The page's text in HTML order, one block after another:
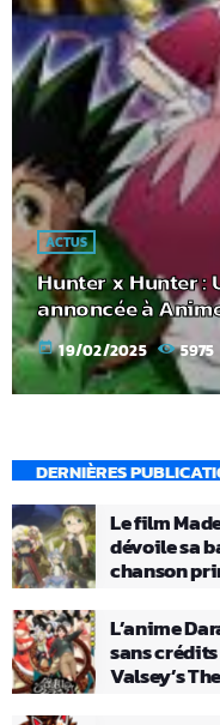
ACTUS
Hunter x Hunter :
annoncée à
today 19/02/2025 5975
DERNIÈRES
Le film
dévoile sa
chanson
L’anime
sans
Valsey’s